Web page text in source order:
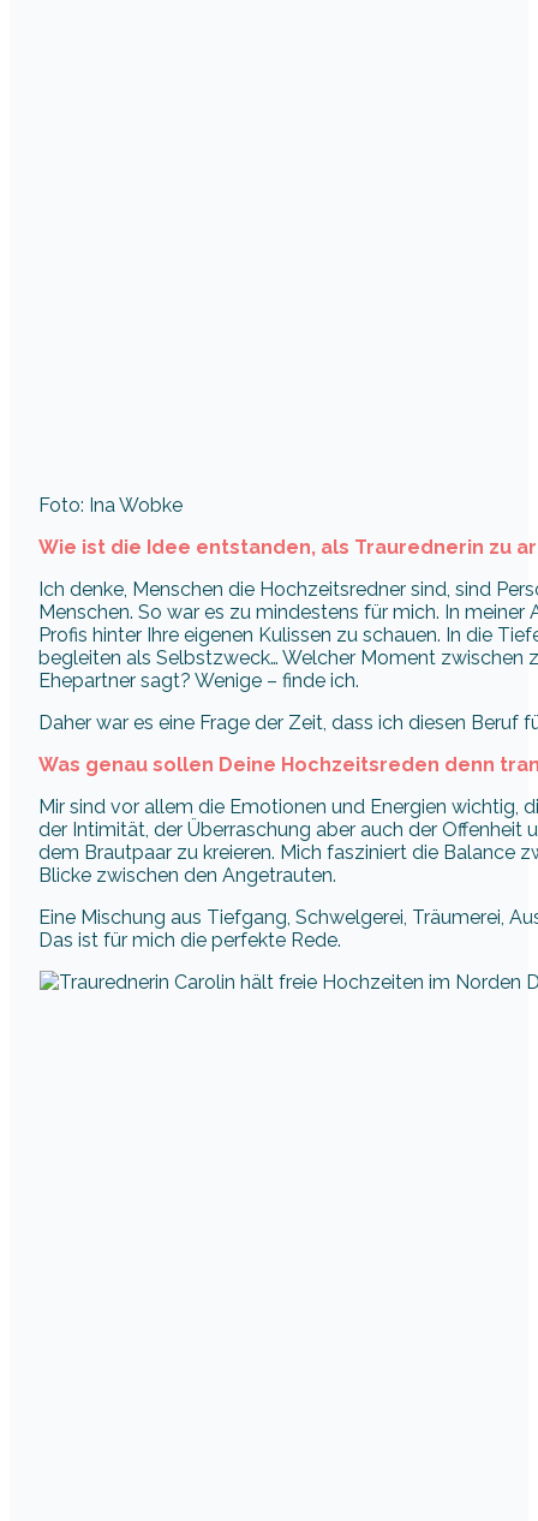
Foto: Ina Wobke
Wie ist die Idee entstanden, als Traurednerin zu
Ich denke, Menschen die Hochzeitsredner sind, sind
Menschen. So war es zu mindestens für mich. In
Profis hinter Ihre eigenen Kulissen zu schauen. In die
begleiten als Selbstzweck… Welcher Moment zwischen
Ehepartner sagt? Wenige – finde ich.
Daher war es eine Frage der Zeit, dass ich diesen Beruf
Was genau sollen Deine Hochzeitsreden denn
Mir sind vor allem die Emotionen und Energien wichtig,
der Intimität, der Überraschung aber auch der
dem Brautpaar zu kreieren. Mich fasziniert die Balance
Blicke zwischen den Angetrauten.
Eine Mischung aus Tiefgang, Schwelgerei, Träumerei,
Das ist für mich die perfekte Rede.